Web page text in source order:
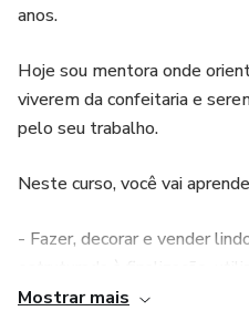
anos.
Hoje sou mentora onde
viverem da confeitaria e
pelo seu trabalho.
Neste curso, você vai
- Fazer, decorar e vender
Mostrar mais